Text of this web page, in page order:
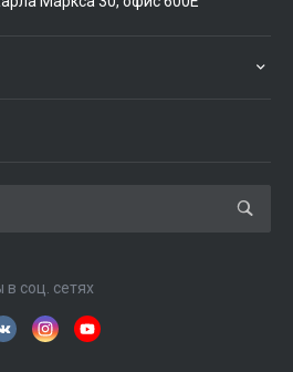
в соц. сетях